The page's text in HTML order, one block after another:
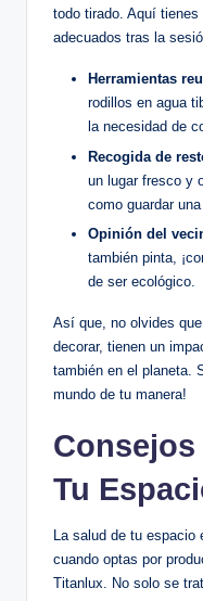
todo tirado. Aquí
adecuados tras la
Herramientas
rodillos en agua
la necesidad de
Recogida de
un lugar fresco y
como guardar
Opinión del
también pinta,
de ser ecológico.
Así que, no olvides
decorar, tienen un
también en el planeta.
mundo de tu manera!
Consejos
Tu
La salud de tu espacio
cuando optas por
Titanlux. No solo se